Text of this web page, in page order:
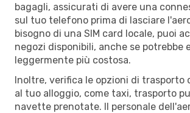
bagagli, assicurati di avere una
sul tuo telefono prima di lasciare
bisogno di una SIM card locale, puoi
negozi disponibili, anche se potrebbe
leggermente più costosa.
Inoltre, verifica le opzioni di trasporto
al tuo alloggio, come taxi, trasporto
navette prenotate. Il personale